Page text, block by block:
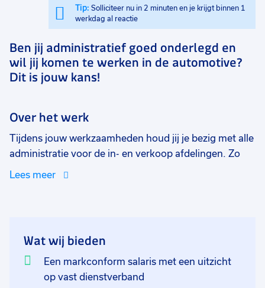
Tip: Solliciteer nu in 2 minuten en je krijgt binnen 1
werkdag al reactie
Ben jij administratief goed onderlegd en
wil jij komen te werken in de automotive?
Dit is jouw kans!
Over het werk
Tijdens jouw werkzaamheden houd jij je bezig met alle
administratie voor de in- en verkoop afdelingen. Zo
bestel jij nieuwe kentekens voor geïmporteerd auto´s,
Nederlandse taal op hoog niveau kan spreken. Je kan
je zelf het beste vinden in deze baan als je houdt van
multitasken, dingen fixen en schakelen, daarnaast
Lees meer
Wat wij bieden
Een markconform salaris met een uitzicht
op vast dienstverband